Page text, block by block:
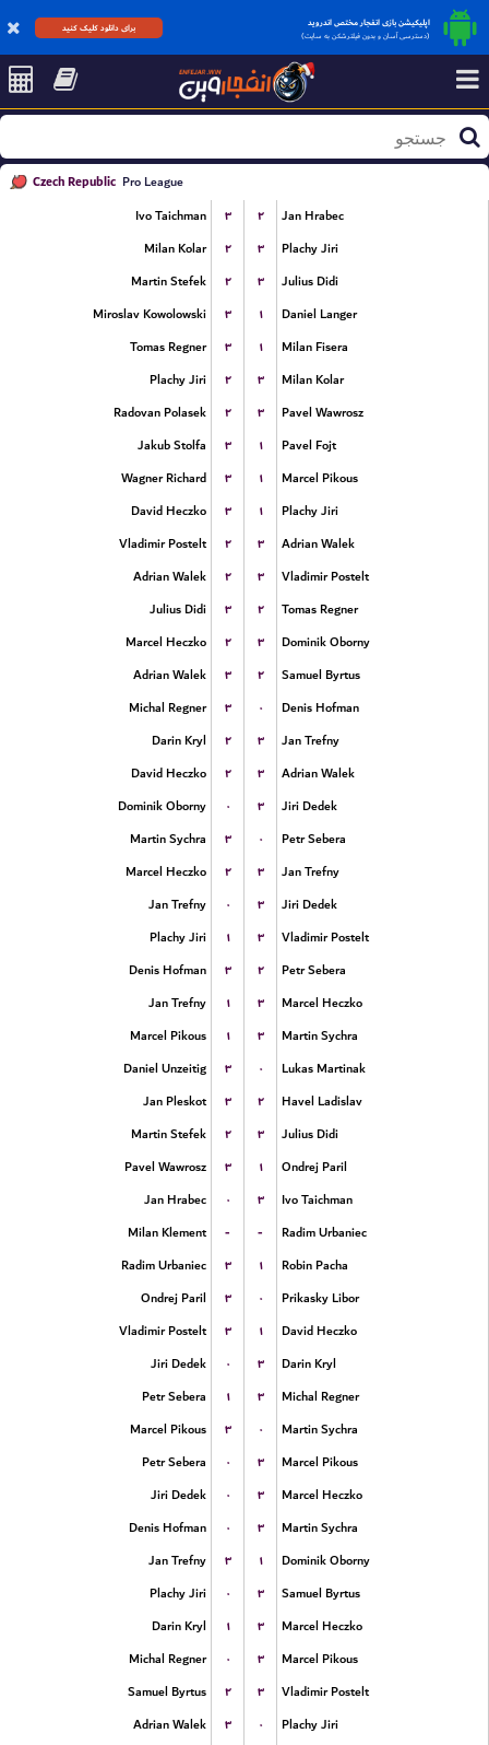
اپلیکیشن بازی انفجار مختص اندروید
(دسترسی آسان و بدون فیلترشکن به سایت)
برای دانلود کلیک کنید
Czech Republic Pro League
Ivo Taichman
۳ ۲
Jan Hrabec
Milan Kolar
۲ ۳
Plachy Jiri
Martin Stefek
۲ ۳
Julius Didi
Miroslav Kowolowski
۳ ۱
Daniel Langer
Tomas Regner
۳ ۱
Milan Fisera
Plachy Jiri
۲ ۳
Milan Kolar
Radovan Polasek
۲ ۳
Pavel Wawrosz
Jakub Stolfa
۳ ۱
Pavel Fojt
Wagner Richard
۳ ۱
Marcel Pikous
David Heczko
۳ ۱
Plachy Jiri
Vladimir Postelt
۲ ۳
Adrian Walek
Adrian Walek
۲ ۳
Vladimir Postelt
Julius Didi
۳ ۲
Tomas Regner
Marcel Heczko
۲ ۳
Dominik Oborny
Adrian Walek
۳ ۲
Samuel Byrtus
Michal Regner
۳ ۰
Denis Hofman
Darin Kryl
۲ ۳
Jan Trefny
David Heczko
۲ ۳
Adrian Walek
Dominik Oborny
۰ ۳
Jiri Dedek
Martin Sychra
۳ ۰
Petr Sebera
Marcel Heczko
۲ ۳
Jan Trefny
Jan Trefny
۰ ۳
Jiri Dedek
Plachy Jiri
۱ ۳
Vladimir Postelt
Denis Hofman
۳ ۲
Petr Sebera
Jan Trefny
۱ ۳
Marcel Heczko
Marcel Pikous
۱ ۳
Martin Sychra
Daniel Unzeitig
۳ ۰
Lukas Martinak
Jan Pleskot
۳ ۲
Havel Ladislav
Martin Stefek
۲ ۳
Julius Didi
Pavel Wawrosz
۳ ۱
Ondrej Paril
Jan Hrabec
۰ ۳
Ivo Taichman
Milan Klement
- -
Radim Urbaniec
Radim Urbaniec
۳ ۱
Robin Pacha
Ondrej Paril
۳ ۰
Prikasky Libor
Vladimir Postelt
۳ ۱
David Heczko
Jiri Dedek
۰ ۳
Darin Kryl
Petr Sebera
۱ ۳
Michal Regner
Marcel Pikous
۳ ۰
Martin Sychra
Petr Sebera
۰ ۳
Marcel Pikous
Jiri Dedek
۰ ۳
Marcel Heczko
Denis Hofman
۰ ۳
Martin Sychra
Jan Trefny
۳ ۱
Dominik Oborny
Plachy Jiri
۰ ۳
Samuel Byrtus
Darin Kryl
۱ ۳
Marcel Heczko
Michal Regner
۰ ۳
Marcel Pikous
Samuel Byrtus
۲ ۳
Vladimir Postelt
Adrian Walek
۳ ۰
Plachy Jiri